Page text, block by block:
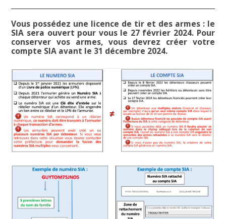
Vous possédez une licence de tir et des armes : le
SIA sera ouvert pour vous le 27 février 2024. Pour
conserver vos armes, vous devrez créer votre
compte SIA avant le 31 décembre 2024.